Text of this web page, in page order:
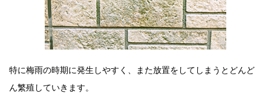
特に梅雨の時期に発生しやすく、また放置をしてしまうとどんど
ん繁殖していきます。